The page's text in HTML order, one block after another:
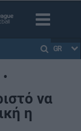
GR
•
να
η